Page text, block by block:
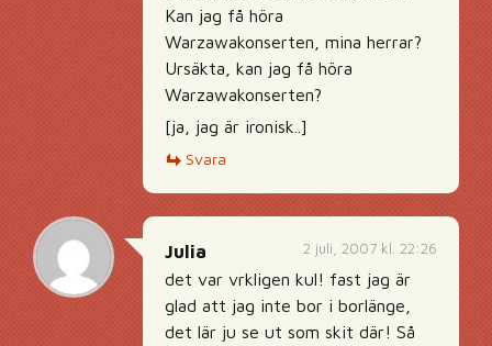
Kan jag få höra
Warzawakonserten, mina herrar?
Ursäkta, kan jag få höra
Warzawakonserten?
[ja, jag är ironisk..]
Svara
2 juli, 2007 kl. 22:26
Julia
det var vrkligen kul! fast jag är
glad att jag inte bor i borlänge,
det lär ju se ut som skit där! Så